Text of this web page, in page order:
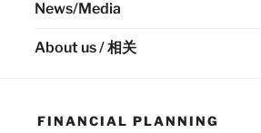
News/Media
About us / 相关
FINANCIAL PLANNING